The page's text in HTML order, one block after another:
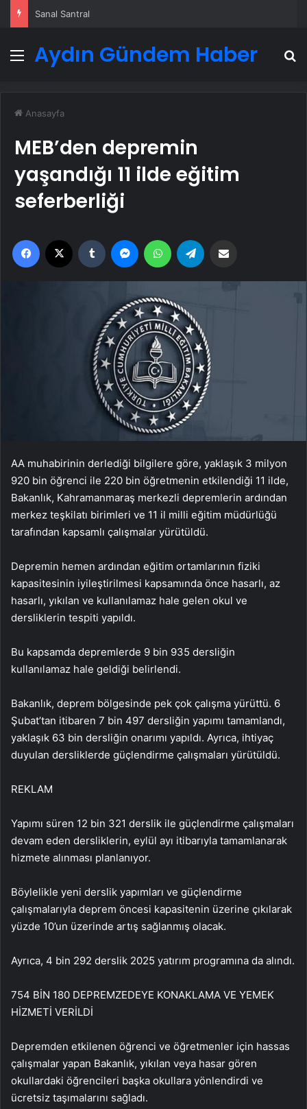
Menü
Aydın Gündem Haber
Anasayfa
MEB’den depremin
yaşandığı 11 ilde eğitim
seferberliği
Facebook Tumblr MessengerWhatsApp
AA muhabirinin derlediği bilgilere göre, yaklaşık 3 milyon
920 bin öğrenci ile 220 bin öğretmenin etkilendiği 11 ilde,
Bakanlık, Kahramanmaraş merkezli depremlerin ardından
merkez teşkilatı birimleri ve 11 il milli eğitim müdürlüğü
tarafından kapsamlı çalışmalar yürütüldü.
Depremin hemen ardından eğitim ortamlarının fiziki
kapasitesinin iyileştirilmesi kapsamında önce hasarlı, az
hasarlı, yıkılan ve kullanılamaz hale gelen okul ve
dersliklerin tespiti yapıldı.
Bu kapsamda depremlerde 9 bin 935 dersliğin
kullanılamaz hale geldiği belirlendi.
Bakanlık, deprem bölgesinde pek çok çalışma yürüttü. 6
Şubat’tan itibaren 7 bin 497 dersliğin yapımı tamamlandı,
yaklaşık 63 bin dersliğin onarımı yapıldı. Ayrıca, ihtiyaç
duyulan dersliklerde güçlendirme çalışmaları yürütüldü.
REKLAM
Yapımı süren 12 bin 321 derslik ile güçlendirme çalışmaları
devam eden dersliklerin, eylül ayı itibarıyla tamamlanarak
hizmete alınması planlanıyor.
Böylelikle yeni derslik yapımları ve güçlendirme
çalışmalarıyla deprem öncesi kapasitenin üzerine çıkılarak
yüzde 10’un üzerinde artış sağlanmış olacak.
Ayrıca, 4 bin 292 derslik 2025 yatırım programına da alındı.
754 BİN 180 DEPREMZEDEYE KONAKLAMA VE YEMEK
HİZMETİ VERİLDİ
Depremden etkilenen öğrenci ve öğretmenler için hassas
çalışmalar yapan Bakanlık, yıkılan veya hasar gören
okullardaki öğrencileri başka okullara yönlendirdi ve
ücretsiz taşımalarını sağladı.